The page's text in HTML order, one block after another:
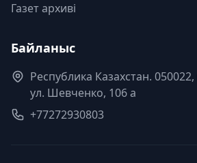
Газет архиві
Байланыс
Республика Казахстан.
ул. Шевченко, 106 а
+77272930803